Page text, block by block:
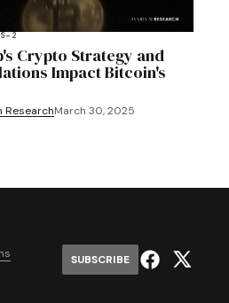
2
Crypto Strategy and
Impact Bitcoin's
ResearchMarch 30, 2025
SUBSCRIBE